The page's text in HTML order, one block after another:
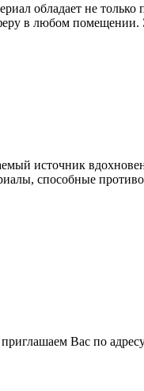
обладает не
в любом помещении.
источник
способные
Вас по